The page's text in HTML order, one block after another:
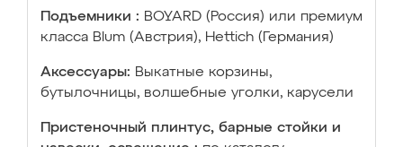
Подъемники : BOYARD (Россия) или премиум
класса Blum (Австрия), Hettich (Германия)
Аксессуары: Выкатные корзины,
бутылочницы, волшебные уголки, карусели
Пристеночный плинтус, барные стойки и